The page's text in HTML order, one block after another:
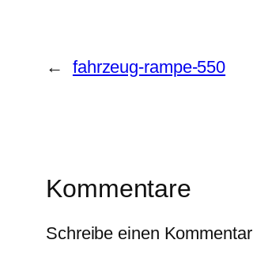
← fahrzeug-rampe-550
Kommentare
Schreibe einen Kommentar